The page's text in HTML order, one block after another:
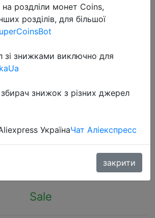
PUBG Gamepad Cooler
For IOS Android Smart
Heat Sink With Game
Sale
роздліли монет Coins,
розділів, для більшої
зі знижками виключно для
знижок з різних джерел
УкраїнаЧат Аліекспресс
закрити